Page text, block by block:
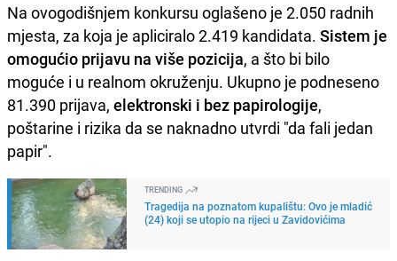
Na ovogodišnjem konkursu oglašeno je 2.050 radnih
mjesta, za koja je apliciralo 2.419 kandidata. Sistem je
omogućio prijavu na više pozicija, a što bi bilo
moguće i u realnom okruženju. Ukupno je podneseno
81.390 prijava, elektronski i bez papirologije,
poštarine i rizika da se naknadno utvrdi "da fali jedan
papir".
TRENDING
Tragedija na poznatom kupalištu: Ovo je mladić
(24) koji se utopio na rijeci u Zavidovićima